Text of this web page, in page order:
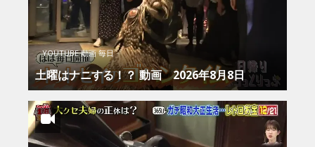
YOUTUBE 動画 毎日
土曜はナニする！？ 動画 2026年8月8日